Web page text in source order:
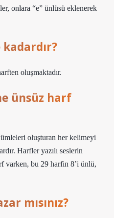
onlara “e” ünlüsü eklenerek
oluşmaktadır.
ünsüz harf
oluşturan her kelimeyi
Harfler yazılı seslerin
varken, bu 29 harfin 8’i ünlü,
mısınız?